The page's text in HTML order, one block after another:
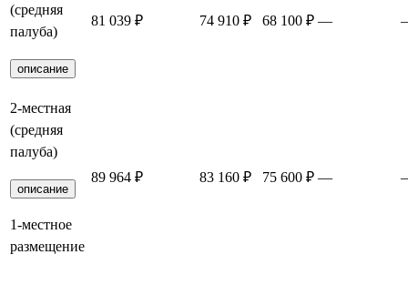
(средняя
палуба)
описание
81 039 ₽ 74 910 ₽ 68 100 ₽ —
2-местная
(средняя
палуба)
описание
1-местное
размещение
89 964 ₽ 83 160 ₽ 75 600 ₽ —